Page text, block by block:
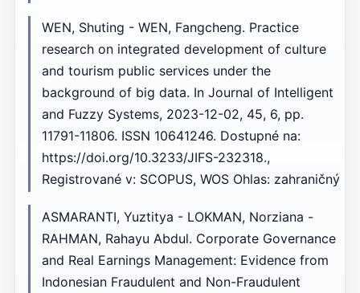
WEN, Shuting - WEN, Fangcheng. Practice
research on integrated development of culture
and tourism public services under the
background of big data. In Journal of Intelligent
and Fuzzy Systems, 2023-12-02, 45, 6, pp.
11791-11806. ISSN 10641246. Dostupné na:
https://doi.org/10.3233/JIFS-232318.,
Registrované v: SCOPUS, WOS Ohlas: zahraničný
ASMARANTI, Yuztitya - LOKMAN, Norziana -
RAHMAN, Rahayu Abdul. Corporate Governance
and Real Earnings Management: Evidence from
Indonesian Fraudulent and Non-Fraudulent